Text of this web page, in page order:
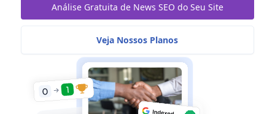
Análise Gratuita de News SEO do Seu Site
Veja Nossos Planos